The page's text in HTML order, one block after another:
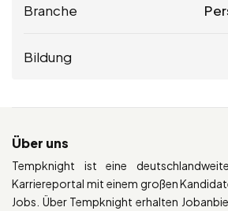
Branche
Bildung
Über uns
Tempknight ist eine
Karriereportal mit einem großen
Jobs. Über Tempknight erhalten